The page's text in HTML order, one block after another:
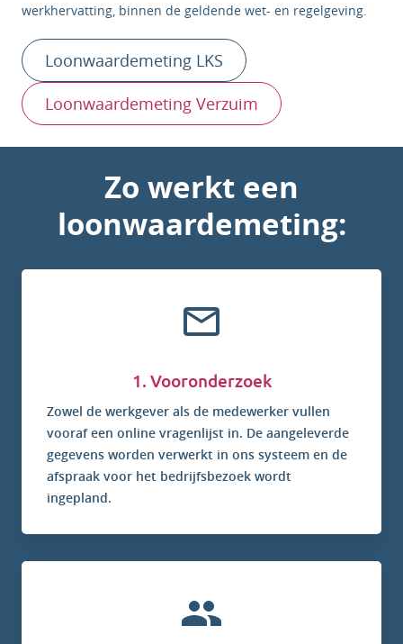
werkhervatting, binnen de geldende wet- en regelgeving.
Loonwaardemeting LKS
Loonwaardemeting Verzuim
Zo werkt een
loonwaardemeting:
1. Vooronderzoek
Zowel de werkgever als de medewerker vullen
vooraf een online vragenlijst in. De aangeleverde
gegevens worden verwerkt in ons systeem en de
afspraak voor het bedrijfsbezoek wordt
ingepland.